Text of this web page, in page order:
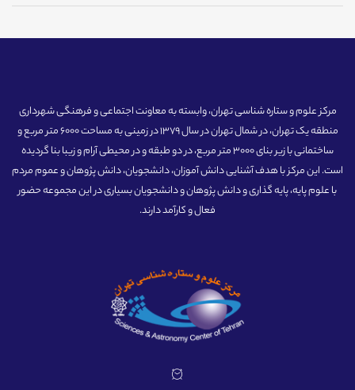
مرکز علوم و ستاره شناسی تهران، وابسته به معاونت اجتماعی و فرهنگی شهرداری
منطقه یک تهران، در شمال تهران در سال 1379 در زمینی به مساحت 6000 متر مربع و
ساختمانی با زیر بنای 3000 متر مربع، در دو طبقه و در محیطی آرام و زیبا بنا گردیده
است. این مرکز با هدف آشنایی دانش آموزان، دانشجویان، دانش پژوهان و عموم مردم
با علوم پایه، پایه گذاری و دانش پژوهان و دانشجویان بسیاری در این مجموعه حضور
فعال و کارآمد دارند.